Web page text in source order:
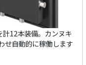
12本装備。カンヌキ
せ自動的に稼働します